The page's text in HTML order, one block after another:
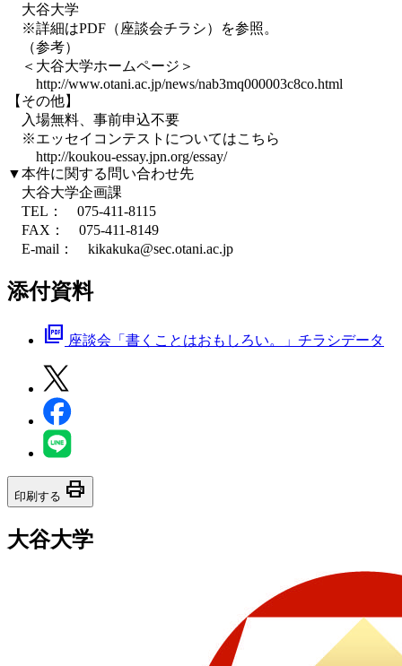
大谷大学
※詳細はPDF（座談会チラシ）を参照。
（参考）
＜大谷大学ホームページ＞
http://www.otani.ac.jp/news/nab3mq000003c8co.html
【その他】
入場無料、事前申込不要
※エッセイコンテストについてはこちら
http://koukou-essay.jpn.org/essay/
▼本件に関する問い合わせ先
大谷大学企画課
TEL： 075-411-8115
FAX： 075-411-8149
E-mail： kikakuka@sec.otani.ac.jp
添付資料
picture_as_pdf 座談会「書くことはおもしろい。」チラシデータ
印刷する print
大谷大学